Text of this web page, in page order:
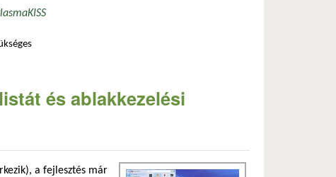
KISS
fejlesztésekkel hódít a kde plasma 6.6 tartalommal kapcsolatosan
és ablakkezelési
a fejlesztés már